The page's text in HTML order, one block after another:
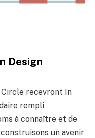
Design
Circle recevront In
rempli
à connaître et de
un avenir